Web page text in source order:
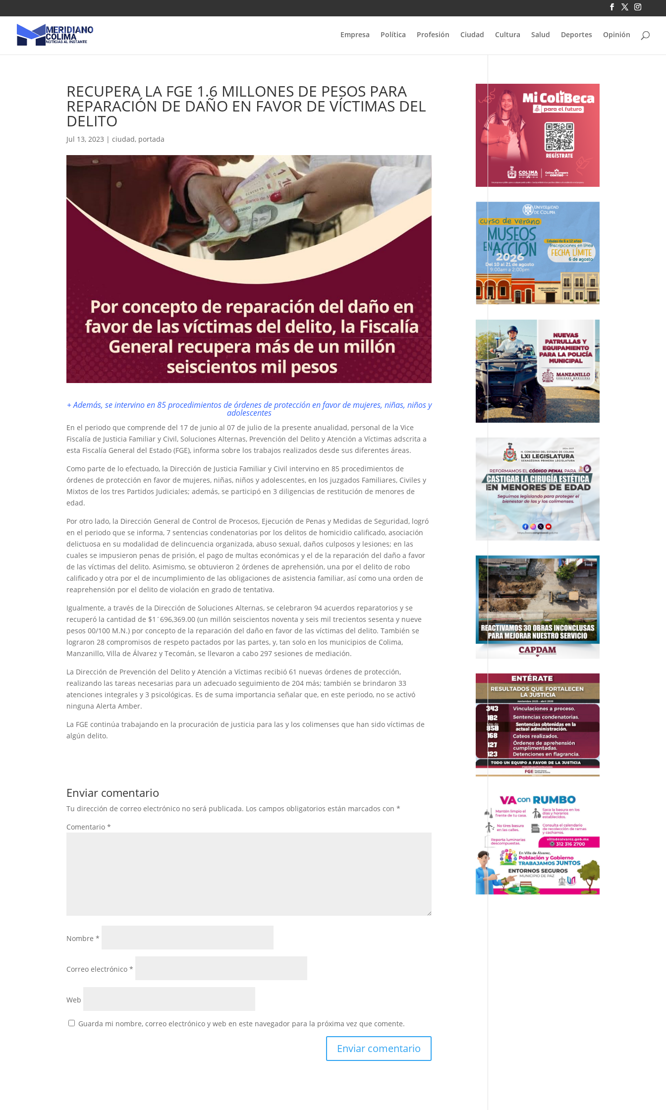
Empresa Política Profesión Ciudad Cultura Salud Deportes Opinión
RECUPERA LA FGE 1.6 MILLONES DE PESOS PARA
REPARACIÓN DE DAÑO EN FAVOR DE VÍCTIMAS DEL
DELITO
Jul 13, 2023 |ciudad, portada
+ Además, se intervino en 85 procedimientos de órdenes de protección en favor de mujeres, niñas, niños y
adolescentes
En el periodo que comprende del 17 de junio al 07 de julio de la presente anualidad, personal de la Vice
Fiscalía de Justicia Familiar y Civil, Soluciones Alternas, Prevención del Delito y Atención a Víctimas adscrita a
esta Fiscalía General del Estado (FGE), informa sobre los trabajos realizados desde sus diferentes áreas.
Como parte de lo efectuado, la Dirección de Justicia Familiar y Civil intervino en 85 procedimientos de
órdenes de protección en favor de mujeres, niñas, niños y adolescentes, en los juzgados Familiares, Civiles y
Mixtos de los tres Partidos Judiciales; además, se participó en 3 diligencias de restitución de menores de
edad.
Por otro lado, la Dirección General de Control de Procesos, Ejecución de Penas y Medidas de Seguridad, logró
en el periodo que se informa, 7 sentencias condenatorias por los delitos de homicidio calificado, asociación
delictuosa en su modalidad de delincuencia organizada, abuso sexual, daños culposos y lesiones; en las
cuales se impusieron penas de prisión, el pago de multas económicas y el de la reparación del daño a favor
de las víctimas del delito. Asimismo, se obtuvieron 2 órdenes de aprehensión, una por el delito de robo
calificado y otra por el de incumplimiento de las obligaciones de asistencia familiar, así como una orden de
reaprehensión por el delito de violación en grado de tentativa.
Igualmente, a través de la Dirección de Soluciones Alternas, se celebraron 94 acuerdos reparatorios y se
recuperó la cantidad de $1´696,369.00 (un millón seiscientos noventa y seis mil trecientos sesenta y nueve
pesos 00/100 M.N.) por concepto de la reparación del daño en favor de las víctimas del delito. También se
lograron 28 compromisos de respeto pactados por las partes, y, tan solo en los municipios de Colima,
Manzanillo, Villa de Álvarez y Tecomán, se llevaron a cabo 297 sesiones de mediación.
La Dirección de Prevención del Delito y Atención a Víctimas recibió 61 nuevas órdenes de protección,
realizando las tareas necesarias para un adecuado seguimiento de 204 más; también se brindaron 33
atenciones integrales y 3 psicológicas. Es de suma importancia señalar que, en este periodo, no se activó
ninguna Alerta Amber.
La FGE continúa trabajando en la procuración de justicia para las y los colimenses que han sido víctimas de
algún delito.
Enviar comentario
Tu dirección de correo electrónico no será publicada. Los campos obligatorios están marcados con*
Comentario*
Nombre*
Correo electrónico*
Web
Guarda mi nombre, correo electrónico y web en este navegador para la próxima vez que comente.